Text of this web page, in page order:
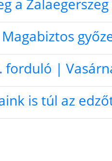
a
forduló |
is túl az